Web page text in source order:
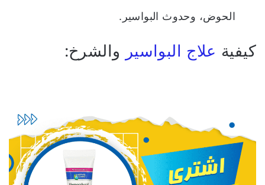
الحوض، وحدوث البواسير.
كيفية علاج البواسير والشرخ: